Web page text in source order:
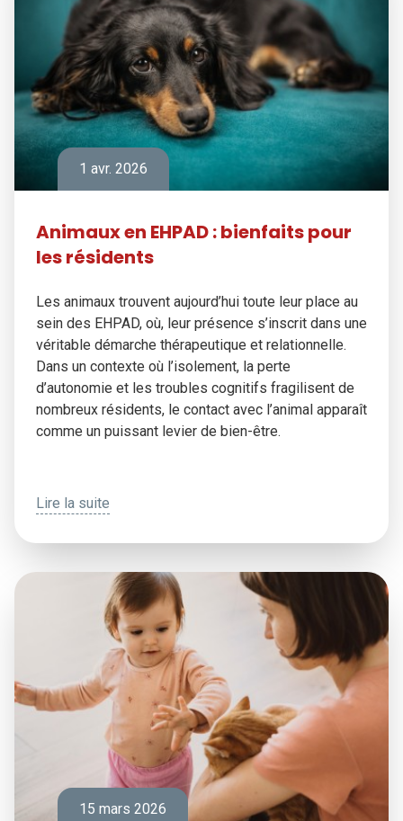
1 avr. 2026
Animaux en EHPAD : bienfaits pour
les résidents
Les animaux trouvent aujourd’hui toute leur place au
sein des EHPAD, où, leur présence s’inscrit dans une
véritable démarche thérapeutique et relationnelle.
Dans un contexte où l’isolement, la perte
d’autonomie et les troubles cognitifs fragilisent de
nombreux résidents, le contact avec l’animal apparaît
comme un puissant levier de bien-être.
Lire la suite
15 mars 2026